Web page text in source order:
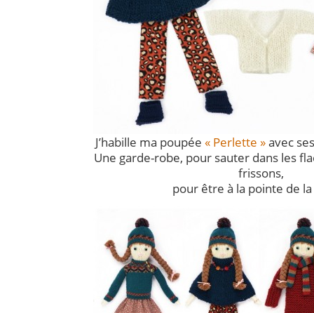
J’habille ma poupée « Perlette »avec
Une garde-robe, pour sauter dans les
frissons,
pour être à la pointe de